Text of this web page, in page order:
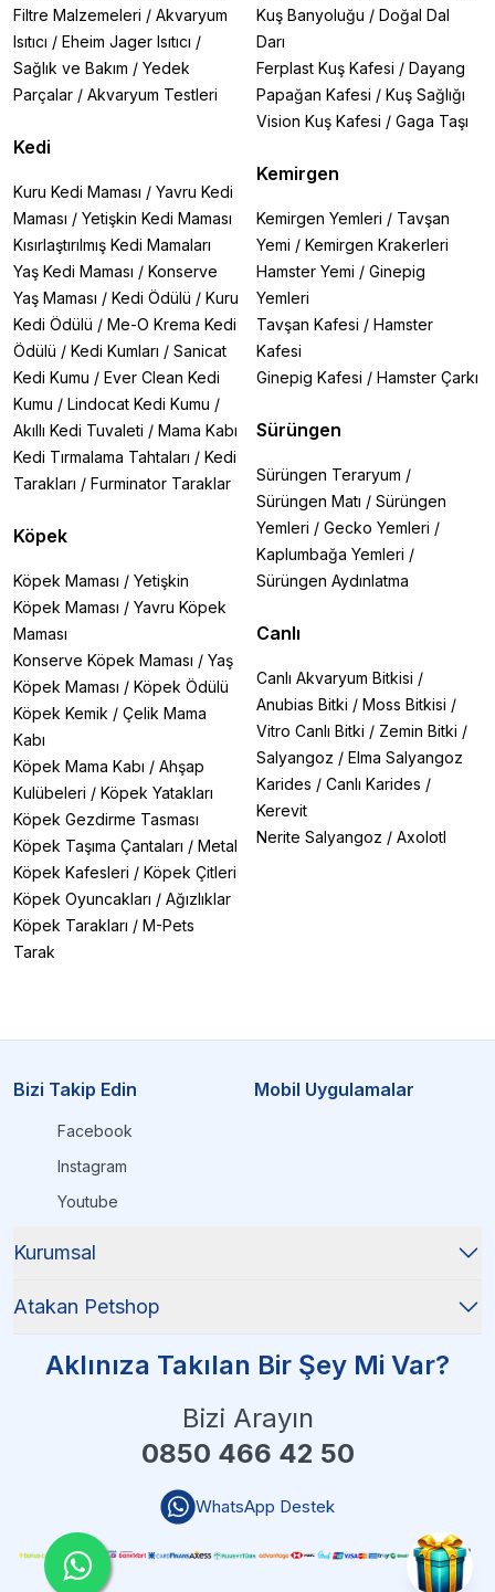
Filtre Malzemeleri / Akvaryum
Isıtıcı / Eheim Jager Isıtıcı /
Sağlık ve Bakım / Yedek
Parçalar / Akvaryum Testleri
Kedi
Kuru Kedi Maması / Yavru Kedi
Maması / Yetişkin Kedi Maması
Kısırlaştırılmış Kedi Mamaları
Yaş Kedi Maması / Konserve
Yaş Maması / Kedi Ödülü / Kuru
Kedi Ödülü / Me-O Krema Kedi
Ödülü / Kedi Kumları / Sanicat
Kedi Kumu / Ever Clean Kedi
Kumu / Lindocat Kedi Kumu /
Akıllı Kedi Tuvaleti / Mama Kabı
Kedi Tırmalama Tahtaları / Kedi
Tarakları / Furminator Taraklar
Köpek
Köpek Maması / Yetişkin
Köpek Maması / Yavru Köpek
Maması
Konserve Köpek Maması / Yaş
Köpek Maması / Köpek Ödülü
Köpek Kemik / Çelik Mama
Kabı
Köpek Mama Kabı / Ahşap
Kulübeleri / Köpek Yatakları
Köpek Gezdirme Tasması
Köpek Taşıma Çantaları / Metal
Köpek Kafesleri / Köpek Çitleri
Köpek Oyuncakları / Ağızlıklar
Köpek Tarakları / M-Pets
Tarak
Kuş Banyoluğu / Doğal Dal
Darı
Ferplast Kuş Kafesi / Dayang
Papağan Kafesi / Kuş Sağlığı
Vision Kuş Kafesi / Gaga Taşı
Kemirgen
Kemirgen Yemleri / Tavşan
Yemi / Kemirgen Krakerleri
Hamster Yemi / Ginepig
Yemleri
Tavşan Kafesi / Hamster
Kafesi
Ginepig Kafesi / Hamster Çarkı
Sürüngen
Sürüngen Teraryum /
Sürüngen Matı / Sürüngen
Yemleri / Gecko Yemleri /
Kaplumbağa Yemleri /
Sürüngen Aydınlatma
Canlı
Canlı Akvaryum Bitkisi /
Anubias Bitki / Moss Bitkisi /
Vitro Canlı Bitki / Zemin Bitki /
Salyangoz / Elma Salyangoz
Karides / Canlı Karides /
Kerevit
Nerite Salyangoz / Axolotl
Bizi Takip Edin
Facebook
Instagram
Youtube
Mobil Uygulamalar
Kurumsal
Atakan Petshop
Aklınıza Takılan Bir Şey Mi Var?
Bizi Arayın
0850 466 42 50
WhatsApp Destek